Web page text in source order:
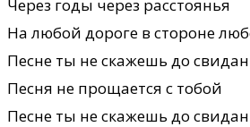
Через годы через расстоянья
На любой дороге в стороне
Песне ты не скажешь до
Песня не прощается с тобой
Песне ты не скажешь до